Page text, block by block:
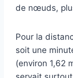
de nœuds,
Pour la
soit une
(environ 1,62